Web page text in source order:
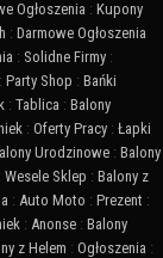
Ogłoszenia : Kupony
: Darmowe Ogłoszenia
: Solidne Firmy :
: Party Shop : Bańki
: Tablica : Balony
: Oferty Pracy : Łapki
Urodzinowe : Balony
Wesele Sklep : Balony z
: Auto Moto : Prezent :
: Anonse : Balony
z Helem : Ogłoszenia :